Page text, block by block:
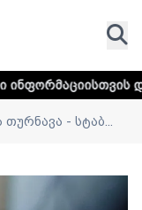
დააკლიკეთ ლინკს
თურნავა - სტაბ...